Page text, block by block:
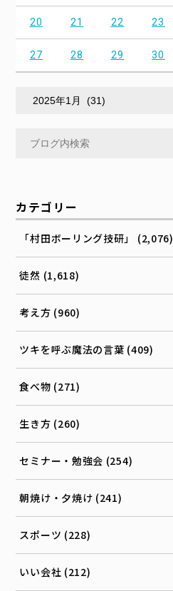
20 21 22 23
27 28 29 30
カテゴリー
「村田ボーリング技研」 (2,076)
徒然 (1,618)
考え方 (960)
ツキを呼ぶ魔法の言葉 (409)
食べ物 (271)
生き方 (260)
セミナー・勉強会 (254)
朝焼け・夕焼け (241)
スポーツ (228)
いい会社 (212)